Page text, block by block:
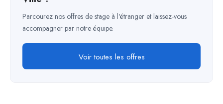
Parcourez nos offres de stage à l'étranger et laissez-vous
accompagner par notre équipe.
Voir toutes les offres